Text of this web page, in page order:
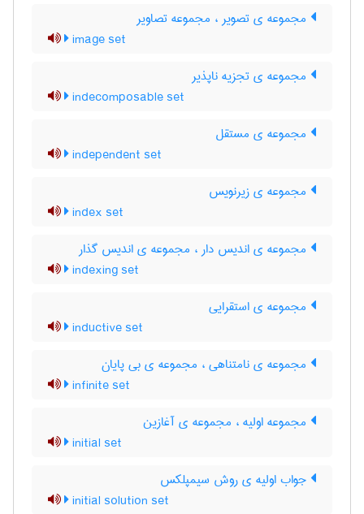
مجموعه ی تصویر ، مجموعه تصاویر
image set
مجموعه ی تجزیه ناپذیر
indecomposable set
مجموعه ی مستقل
independent set
مجموعه ی زیرنویس
index set
مجموعه ی اندیس دار ، مجموعه ی اندیس گذار
indexing set
مجموعه ی استقرایی
inductive set
مجموعه ی نامتناهی ، مجموعه ی بی پایان
infinite set
مجموعه اولیه ، مجموعه ی آغازین
initial set
جواب اولیه ی روش سیمپلکس
initial solution set